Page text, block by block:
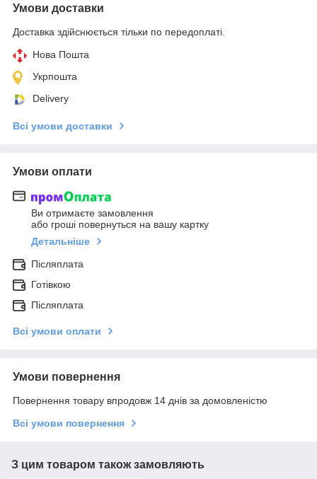
Умови доставки
Доставка здійснюється тільки по передоплаті.
Нова Пошта
Укрпошта
Delivery
Всі умови доставки
Умови оплати
Ви отримаєте замовлення
або гроші повернуться на вашу картку
Детальніше
Післяплата
Готівкою
Післяплата
Всі умови оплати
Умови повернення
Повернення товару впродовж 14 днів за домовленістю
Всі умови повернення
З цим товаром також замовляють